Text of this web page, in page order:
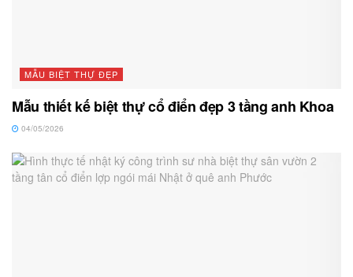
MẪU BIỆT THỰ ĐẸP
Mẫu thiết kế biệt thự cổ điển đẹp 3 tầng anh Khoa
04/05/2026